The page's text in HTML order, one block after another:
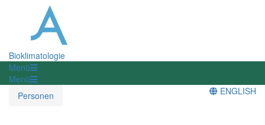
Bioklimatologie
Menü
Menü
Personen
ENGLISH